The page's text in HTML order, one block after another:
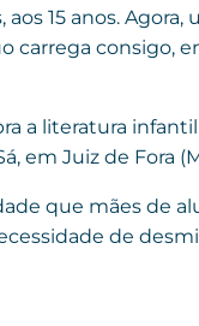
15 anos. Agora,
carrega consigo,
a literatura
em Juiz de Fora
que mães de
de